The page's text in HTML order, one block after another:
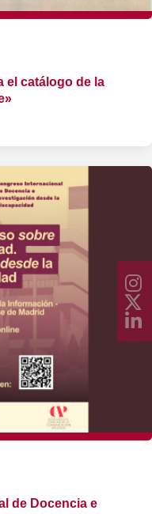
el catálogo de la
de Docencia e